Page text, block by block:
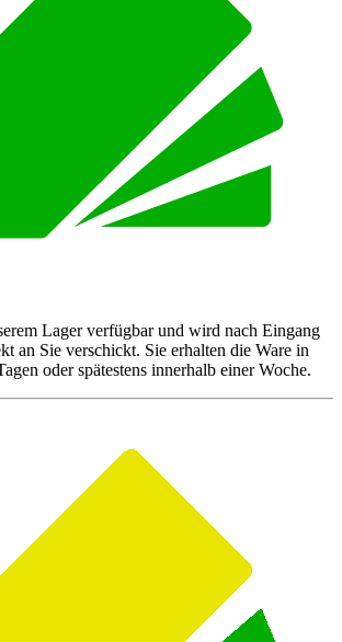
Lager verfügbar und wird nach Eingang
an Sie verschickt. Sie erhalten die Ware in
oder spätestens innerhalb einer Woche.